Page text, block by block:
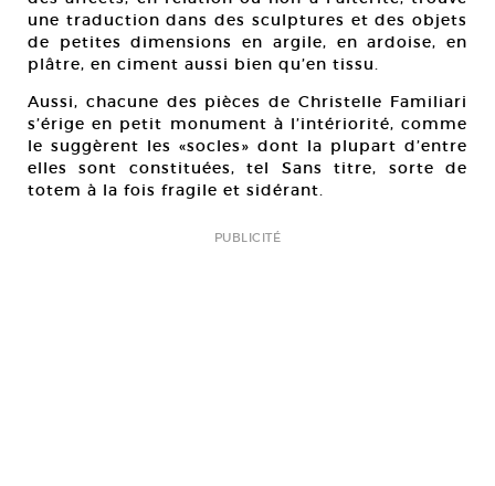
une traduction dans des sculptures et des objets
de petites dimensions en argile, en ardoise, en
plâtre, en ciment aussi bien qu’en tissu.
Aussi, chacune des pièces de Christelle Familiari
s’érige en petit monument à l’intériorité, comme
le suggèrent les «socles» dont la plupart d’entre
elles sont constituées, tel Sans titre, sorte de
totem à la fois fragile et sidérant.
PUBLICITÉ